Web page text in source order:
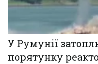
У Румунії
порятунку